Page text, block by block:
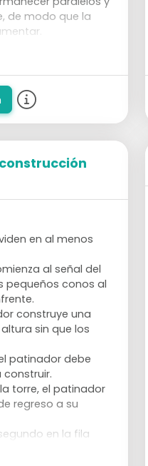
de modo que la
en al menos
al señal del
pequeños conos al
construye una
sin que los
patinador debe
torre, el patinador
regreso a su
en la fila